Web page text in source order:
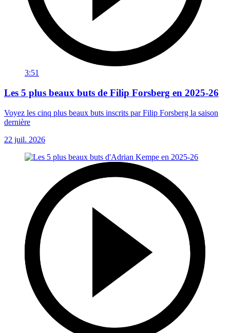
3:51
Les 5 plus beaux buts de Filip Forsberg en 2025-26
Voyez les cinq plus beaux buts inscrits par Filip Forsberg la saison
dernière
22 juil. 2026